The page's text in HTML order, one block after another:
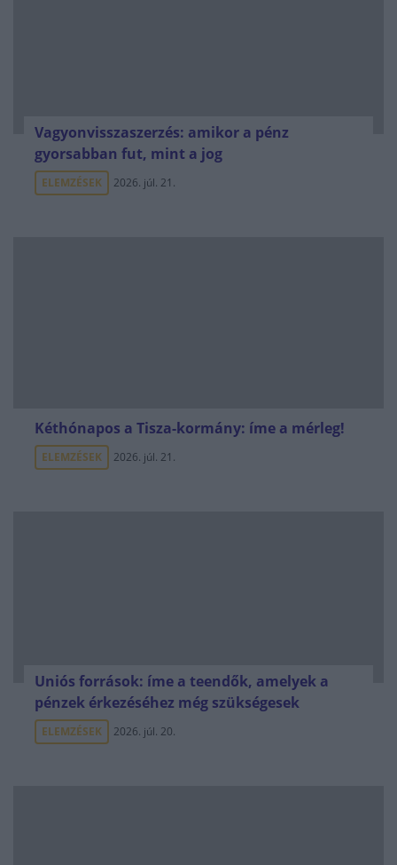
Vagyonvisszaszerzés: amikor a pénz
gyorsabban fut, mint a jog
ELEMZÉSEK 2026. júl. 21.
Kéthónapos a Tisza-kormány: íme a mérleg!
ELEMZÉSEK 2026. júl. 21.
Uniós források: íme a teendők, amelyek a
pénzek érkezéséhez még szükségesek
ELEMZÉSEK 2026. júl. 20.